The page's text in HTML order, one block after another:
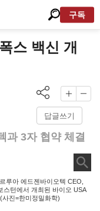
구독
스 백신 개
답글쓰기
과 3자 협약 체결
루아 에드젠바이오텍 CEO,
스턴에서 개최된 바이오 USA
진=한미정밀화학)